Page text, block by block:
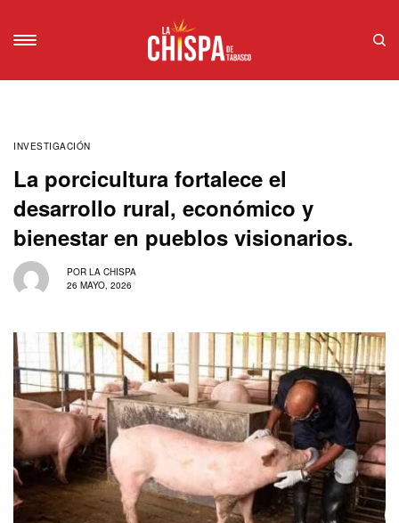
INVESTIGACIÓN
La porcicultura fortalece el
desarrollo rural, económico y
bienestar en pueblos visionarios.
POR LA CHISPA
26 MAYO, 2026